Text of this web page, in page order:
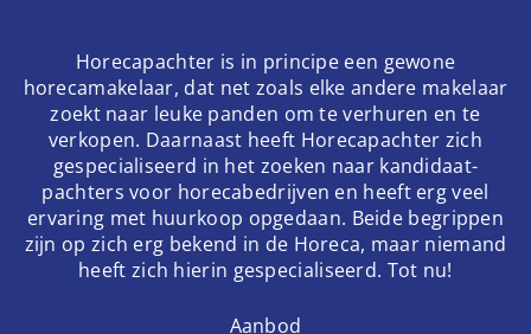
Horecapachter is in principe een gewone
horecamakelaar, dat net zoals elke andere makelaar
zoekt naar leuke panden om te verhuren en te
verkopen. Daarnaast heeft Horecapachter zich
gespecialiseerd in het zoeken naar kandidaat-
pachters voor horecabedrijven en heeft erg veel
ervaring met huurkoop opgedaan. Beide begrippen
zijn op zich erg bekend in de Horeca, maar niemand
heeft zich hierin gespecialiseerd. Tot nu!
Aanbod